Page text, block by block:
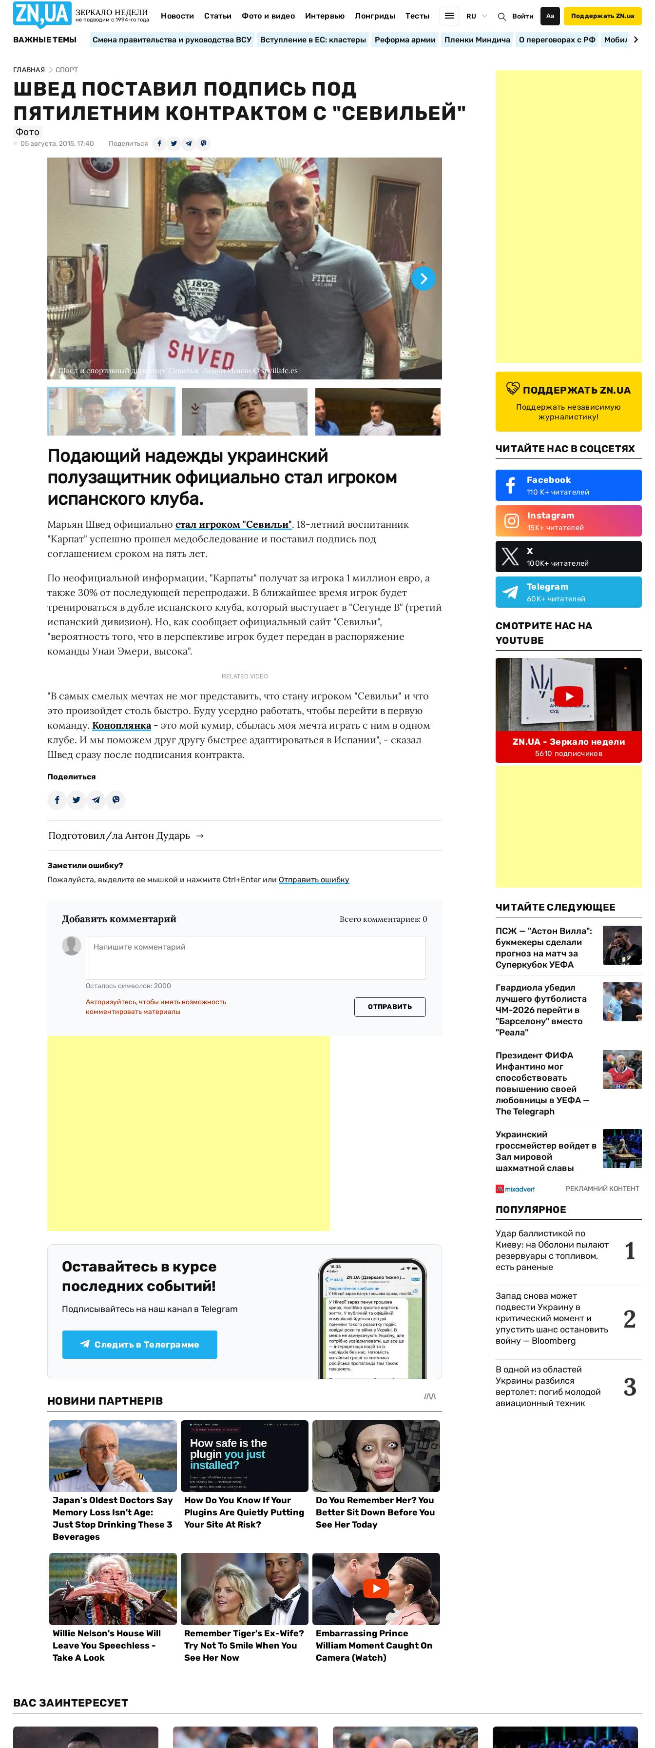
ЗЕРКАЛО НЕДЕЛИ
не подводим с 1994-го года Новости Статьи Фото и видео Интервью Лонгриды Тесты RU Войти Аа Поддержать ZN.ua
ВАЖНЫЕ ТЕМЫ Смена правительства и руководства ВСУ Вступление в ЕС: кластеры Реформа армии Пленки Миндича О переговорах с РФ
ГЛАВНАЯ СПОРТ
ШВЕД ПОСТАВИЛ ПОДПИСЬ ПОД
ПЯТИЛЕТНИМ КОНТРАКТОМ С "СЕВИЛЬЕЙ"
Фото
05 августа, 2015, 17:40 Поделиться
Швед и спортивный директор "Севильи" Рамон Мончи © sevillafc.es © sevillafc.es
Подающий надежды украинский
полузащитник официально стал игроком
испанского клуба.
Марьян Швед официально стал игроком "Севильи". 18-летний воспитанник
"Карпат" успешно прошел медобследование и поставил подпись под
соглашением сроком на пять лет.
По неофициальной информации, "Карпаты" получат за игрока 1 миллион евро, а
также 30% от последующей перепродажи. В ближайшее время игрок будет
тренироваться в дубле испанского клуба, который выступает в "Сегунде B" (третий
испанский дивизион). Но, как сообщает официальный сайт "Севильи",
"вероятность того, что в перспективе игрок будет передан в распоряжение
команды Унаи Эмери, высока".
RELATED VIDEO
"В самых смелых мечтах не мог представить, что стану игроком "Севильи" и что
это произойдет столь быстро. Буду усердно работать, чтобы перейти в первую
команду. Коноплянка- это мой кумир, сбылась моя мечта играть с ним в одном
клубе. И мы поможем друг другу быстрее адаптироваться в Испании", - сказал
Швед сразу после подписания контракта.
Поделиться
Подготовил/ла Антон Дударь
Заметили ошибку?
Пожалуйста, выделите ее мышкой и нажмите Ctrl+Enter или Отправить ошибку
Добавить комментарий Всего комментариев: 0
Осталось символов: 2000
Авторизуйтесь, чтобы иметь возможность
комментировать материалы
ОТПРАВИТЬ
Оставайтесь в курсе
последних событий!
Подписывайтесь на наш канал в Telegram
Следить в Телеграмме
ПОДДЕРЖАТЬ ZN.UA
Поддержать независимую
журналистику!
ЧИТАЙТЕ НАС В СОЦСЕТЯХ
Facebook
110 K+ читателей
Instagram
15K+ читателей
X
100K+ читателей
Telegram
60K+ читателей
СМОТРИТЕ НАС НА
YOUTUBE
ZN.UA - Зеркало недели
5610 подписчиков
ЧИТАЙТЕ СЛЕДУЮЩЕЕ
ПСЖ — "Астон Вилла":
букмекеры сделали
прогноз на матч за
Суперкубок УЕФА
Гвардиола убедил
лучшего футболиста
ЧМ-2026 перейти в
"Барселону" вместо
"Реала"
Президент ФИФА
Инфантино мог
способствовать
повышению своей
любовницы в УЕФА —
The Telegraph
Украинский
гроссмейстер войдет в
Зал мировой
шахматной славы
ПОПУЛЯРНОЕ
1
Удар баллистикой по
Киеву: на Оболони пылают
резервуары с топливом,
есть раненые
2
Запад снова может
подвести Украину в
критический момент и
упустить шанс остановить
войну — Bloomberg
3
В одной из областей
Украины разбился
вертолет: погиб молодой
авиационный техник
ВАС ЗАИНТЕРЕСУЕТ